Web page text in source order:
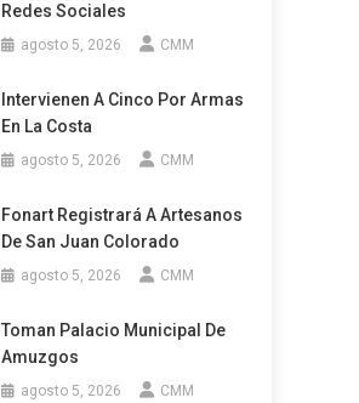
Redes Sociales
agosto 5, 2026 CMM
Intervienen A Cinco Por Armas
En La Costa
agosto 5, 2026 CMM
Fonart Registrará A Artesanos
De San Juan Colorado
agosto 5, 2026 CMM
Toman Palacio Municipal De
Amuzgos
agosto 5, 2026 CMM